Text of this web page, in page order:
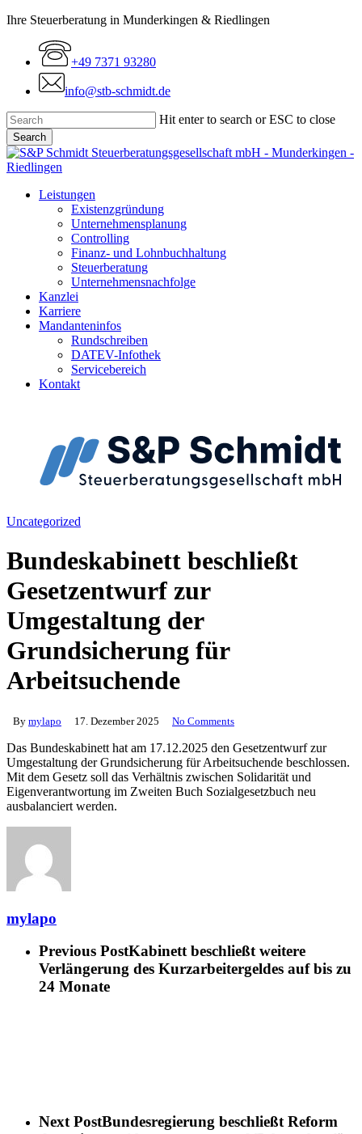
Skip
content
Ihre Steuerberatung in Munderkingen & Riedlingen
+49 7371 93280
info@stb-schmidt.de
Hit enter to search or ESC to close
Search
Close
Search
Menu
Leistungen
Existenzgründung
Unternehmensplanung
Controlling
Finanz- und Lohnbuchhaltung
Steuerberatung
Unternehmensnachfolge
Kanzlei
Karriere
Mandanteninfos
Rundschreiben
DATEV-Infothek
Servicebereich
Kontakt
Uncategorized
Bundeskabinett beschließt
Gesetzentwurf zur
Umgestaltung der
Grundsicherung für
Arbeitsuchende
By mylapo 17. Dezember 2025 No Comments
Das Bundeskabinett hat am 17.12.2025 den Gesetzentwurf zur
Umgestaltung der Grundsicherung für Arbeitsuchende beschlossen.
Mit dem Gesetz soll das Verhältnis zwischen Solidarität und
Eigenverantwortung im Zweiten Buch Sozialgesetzbuch neu
ausbalanciert werden.
mylapo
Previous PostKabinett beschließt weitere
Verlängerung des Kurzarbeitergeldes auf bis zu
24 Monate
Next PostBundesregierung beschließt Reform